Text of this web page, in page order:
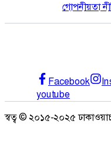
গোপনীয়তা
Facebook
youtube
স্বত্ব © ২০১৫-২০২৫